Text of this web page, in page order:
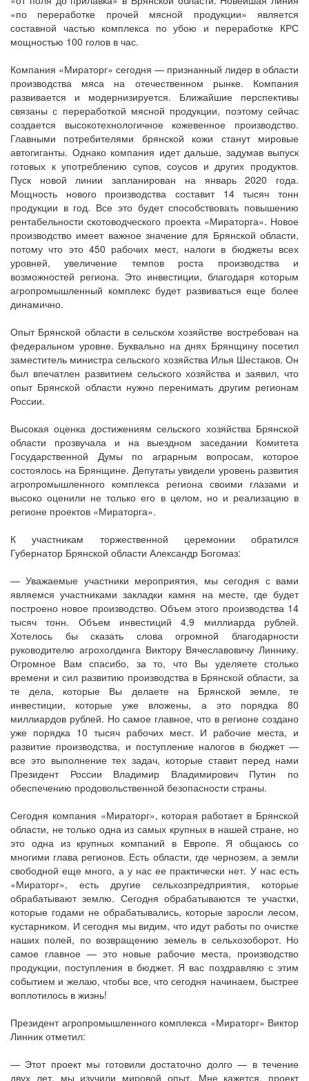
«по переработке прочей мясной продукции» является
составной частью комплекса по убою и переработке КРС
мощностью 100 голов в час.
Компания «Мираторг» сегодня — признанный лидер в области
производства мяса на отечественном рынке. Компания
развивается и модернизируется. Ближайшие перспективы
связаны с переработкой мясной продукции, поэтому сейчас
создается высокотехнологичное кожевенное производство.
Главными потребителями брянской кожи станут мировые
автогиганты. Однако компания идет дальше, задумав выпуск
готовых к употреблению супов, соусов и других продуктов.
Пуск новой линии запланирован на январь 2020 года.
Мощность нового производства составит 14 тысяч тонн
продукции в год. Все это будет способствовать повышению
рентабельности скотоводческого проекта «Мираторга». Новое
производство имеет важное значение для Брянской области,
потому что это 450 рабочих мест, налоги в бюджеты всех
уровней, увеличение темпов роста производства и
возможностей региона. Это инвестиции, благодаря которым
агропромышленный комплекс будет развиваться еще более
динамично.
Опыт Брянской области в сельском хозяйстве востребован на
федеральном уровне. Буквально на днях Брянщину посетил
заместитель министра сельского хозяйства Илья Шестаков. Он
был впечатлен развитием сельского хозяйства и заявил, что
опыт Брянской области нужно перенимать другим регионам
России.
Высокая оценка достижениям сельского хозяйства Брянской
области прозвучала и на выездном заседании Комитета
Государственной Думы по аграрным вопросам, которое
состоялось на Брянщине. Депутаты увидели уровень развития
агропромышленного комплекса региона своими глазами и
высоко оценили не только его в целом, но и реализацию в
регионе проектов «Мираторга».
К участникам торжественной церемонии обратился
Губернатор Брянской области Александр Богомаз:
— Уважаемые участники мероприятия, мы сегодня с вами
являемся участниками закладки камня на месте, где будет
построено новое производство. Объем этого производства 14
тысяч тонн. Объем инвестиций 4,9 миллиарда рублей.
Хотелось бы сказать слова огромной благодарности
руководителю агрохолдинга Виктору Вячеславовичу Линнику.
Огромное Вам спасибо, за то, что Вы уделяете столько
времени и сил развитию производства в Брянской области, за
те дела, которые Вы делаете на Брянской земле, те
инвестиции, которые уже вложены, а это порядка 80
миллиардов рублей. Но самое главное, что в регионе создано
уже порядка 10 тысяч рабочих мест. И рабочие места, и
развитие производства, и поступление налогов в бюджет —
все это выполнение тех задач, которые ставит перед нами
Президент России Владимир Владимирович Путин по
обеспечению продовольственной безопасности страны.
Сегодня компания «Мираторг», которая работает в Брянской
области, не только одна из самых крупных в нашей стране, но
это одна из крупных компаний в Европе. Я общаюсь со
многими глава регионов. Есть области, где чернозем, а земли
свободной еще много, а у нас ее практически нет. У нас есть
«Мираторг», есть другие сельхозпредприятия, которые
обрабатывают землю. Сегодня обрабатываются те участки,
которые годами не обрабатывались, которые заросли лесом,
кустарником. И сегодня мы видим, что идут работы по очистке
наших полей, по возвращению земель в сельхозоборот. Но
самое главное — это новые рабочие места, производство
продукции, поступления в бюджет. Я вас поздравляю с этим
событием и желаю, чтобы все, что сегодня начинаем, быстрее
воплотилось в жизнь!
Президент агропромышленного комплекса «Мираторг» Виктор
Линник отметил:
— Этот проект мы готовили достаточно долго — в течение
двух лет, мы изучили мировой опыт. Мне кажется, проект